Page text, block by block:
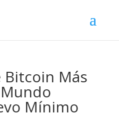
Bitcoin Más
Mínimo